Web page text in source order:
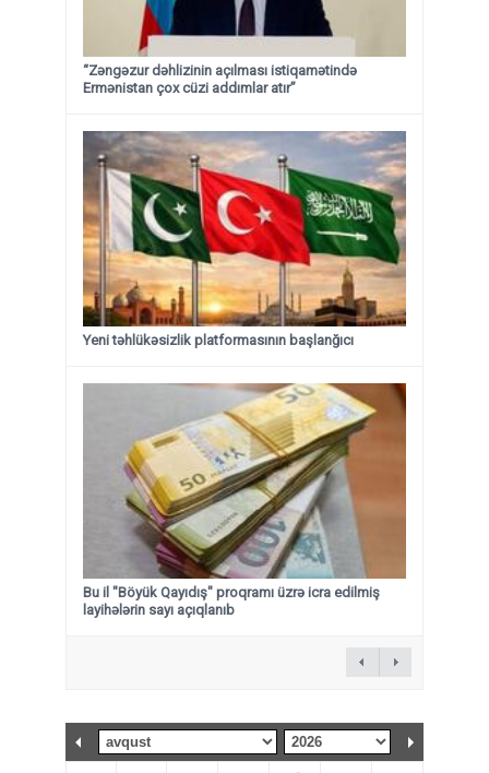
“Zəngəzur dəhlizinin açılması istiqamətində
Ermənistan çox cüzi addımlar atır”
Yeni təhlükəsizlik platformasının başlanğıcı
Bu il "Böyük Qayıdış" proqramı üzrə icra edilmiş
layihələrin sayı açıqlanıb